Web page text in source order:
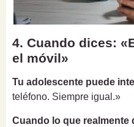
4. Cuando dices:
el móvil»
Tu adolescente puede
teléfono. Siempre igual.»
Cuando lo que realmente